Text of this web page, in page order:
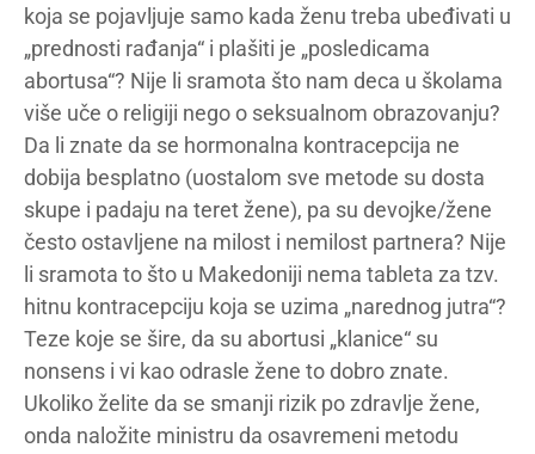
koja se pojavljuje samo kada ženu treba ubeđivati u
„prednosti rađanja“ i plašiti je „posledicama
abortusa“? Nije li sramota što nam deca u školama
više uče o religiji nego o seksualnom obrazovanju?
Da li znate da se hormonalna kontracepcija ne
dobija besplatno (uostalom sve metode su dosta
skupe i padaju na teret žene), pa su devojke/žene
često ostavljene na milost i nemilost partnera? Nije
li sramota to što u Makedoniji nema tableta za tzv.
hitnu kontracepciju koja se uzima „narednog jutra“?
Teze koje se šire, da su abortusi „klanice“ su
nonsens i vi kao odrasle žene to dobro znate.
Ukoliko želite da se smanji rizik po zdravlje žene,
onda naložite ministru da osavremeni metodu